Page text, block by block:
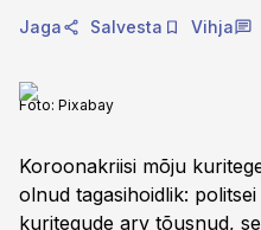
Jaga Salvesta Vihja
Foto: Pixabay
Koroonakriisi mõju
olnud tagasihoidlik:
kuritegude arv tõusnud,